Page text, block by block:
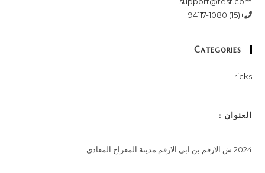
+(15) 94117-1080
Categories
Tricks
العنوان :
2024 ش الارقم بن ابي الارقم مدينة المعراج المعادي